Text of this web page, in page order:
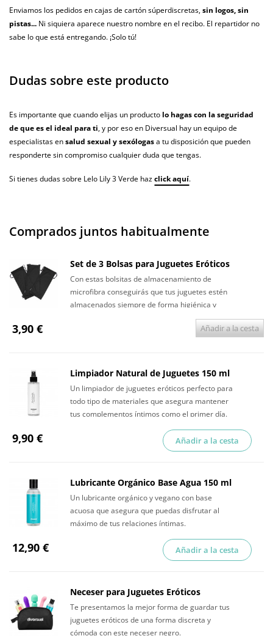
Enviamos los pedidos en cajas de cartón súperdiscretas,sin logos, sin
pistas... Ni siquiera aparece nuestro nombre en el recibo. El repartidor no
sabe lo que está entregando. ¡Solo tú!
Dudas sobre este producto
Es importante que cuando elijas un producto lo hagas con la seguridad
de que es el ideal para ti, y por eso en Diversual hay un equipo de
especialistas ensalud sexual y sexólogasa tu disposición que pueden
responderte sin compromiso cualquier duda que tengas.
Si tienes dudas sobre Lelo Lily 3 Verde hazclick aquí.
Comprados juntos habitualmente
Set de 3 Bolsas para Juguetes Eróticos
Con estas bolsitas de almacenamiento de
microfibra conseguirás que tus juguetes estén
almacenados siempre de forma higiénica y
3,90 € Añadir a la cesta
Limpiador Natural de Juguetes 150 ml
Un limpiador de juguetes eróticos perfecto para
todo tipo de materiales que asegura mantener
tus complementos íntimos como el primer día.
9,90 € Añadir a la cesta
Lubricante Orgánico Base Agua 150 ml
Un lubricante orgánico y vegano con base
acuosa que asegura que puedas disfrutar al
máximo de tus relaciones íntimas.
12,90 € Añadir a la cesta
Neceser para Juguetes Eróticos
Te presentamos la mejor forma de guardar tus
juguetes eróticos de una forma discreta y
cómoda con este neceser negro.